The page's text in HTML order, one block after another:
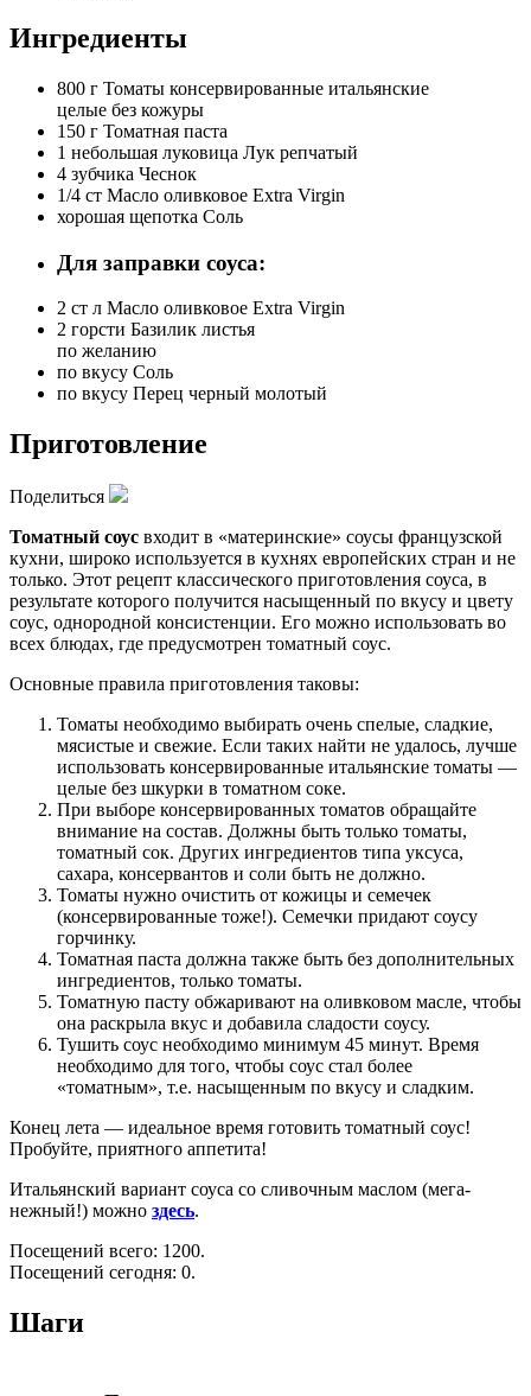
Ингредиенты
800 г Томаты консервированные итальянские
целые без кожуры
150 г Томатная паста
1 небольшая луковица Лук репчатый
4 зубчика Чеснок
1/4 ст Масло оливковое Extra Virgin
хорошая щепотка Соль
Для заправки соуса:
2 ст л Масло оливковое Extra Virgin
2 горсти Базилик листья
по желанию
по вкусу Соль
по вкусу Перец черный молотый
Приготовление
Поделиться
Томатный соус входит в «материнские» соусы французской
кухни, широко используется в кухнях европейских стран и не
только. Этот рецепт классического приготовления соуса, в
результате которого получится насыщенный по вкусу и цвету
соус, однородной консистенции. Его можно использовать во
всех блюдах, где предусмотрен томатный соус.
Основные правила приготовления таковы:
Томаты необходимо выбирать очень спелые, сладкие,
мясистые и свежие. Если таких найти не удалось, лучше
использовать консервированные итальянские томаты —
целые без шкурки в томатном соке.
При выборе консервированных томатов обращайте
внимание на состав. Должны быть только томаты,
томатный сок. Других ингредиентов типа уксуса,
сахара, консервантов и соли быть не должно.
Томаты нужно очистить от кожицы и семечек
(консервированные тоже!). Семечки придают соусу
горчинку.
Томатная паста должна также быть без дополнительных
ингредиентов, только томаты.
Томатную пасту обжаривают на оливковом масле, чтобы
она раскрыла вкус и добавила сладости соусу.
Тушить соус необходимо минимум 45 минут. Время
необходимо для того, чтобы соус стал более
«томатным», т.е. насыщенным по вкусу и сладким.
Конец лета — идеальное время готовить томатный соус!
Пробуйте, приятного аппетита!
Итальянский вариант соуса со сливочным маслом (мега-
нежный!) можно здесь.
Посещений всего: 1200.
Посещений сегодня: 0.
Шаги